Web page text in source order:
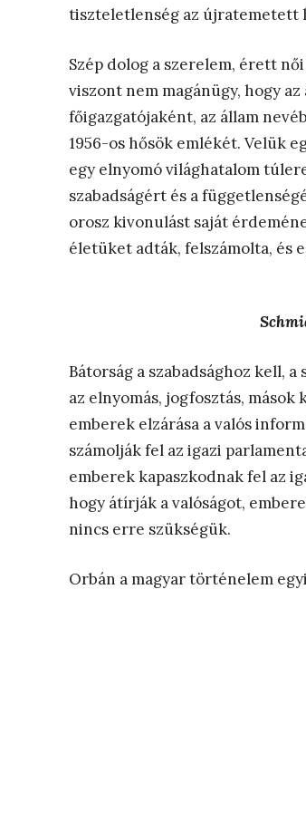
tiszteletlenség az újratemetett
Szép dolog a szerelem, érett
viszont nem magánügy, hogy
főigazgatójaként, az állam
1956-os hősök emlékét. Velük
egy elnyomó világhatalom
szabadságért és a
orosz kivonulást saját
életüket adták, felszámolta, és
Bátorság a szabadsághoz kell,
az elnyomás, jogfosztás, mások
emberek elzárása a valós
számolják fel az igazi
emberek kapaszkodnak fel az
hogy átírják a valóságot,
nincs erre szükségük.
Orbán a magyar történelem